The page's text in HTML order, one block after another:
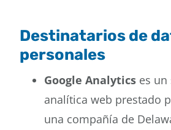
Destinatarios de
personales
Google Analyticses un
analítica web prestado
una compañía de